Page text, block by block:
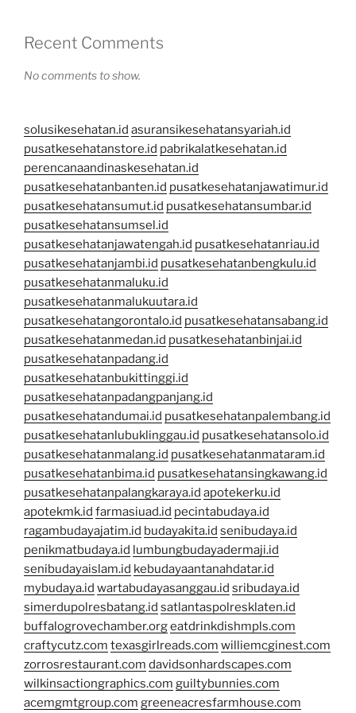
Recent Comments
No comments to show.
solusikesehatan.id asuransikesehatansyariah.id
pusatkesehatanstore.id pabrikalatkesehatan.id
perencanaandinaskesehatan.id
pusatkesehatanbanten.id pusatkesehatanjawatimur.id
pusatkesehatansumut.id pusatkesehatansumbar.id
pusatkesehatansumsel.id
pusatkesehatanjawatengah.id pusatkesehatanriau.id
pusatkesehatanjambi.id pusatkesehatanbengkulu.id
pusatkesehatanmaluku.id
pusatkesehatanmalukuutara.id
pusatkesehatangorontalo.id pusatkesehatansabang.id
pusatkesehatanmedan.id pusatkesehatanbinjai.id
pusatkesehatanpadang.id
pusatkesehatanbukittinggi.id
pusatkesehatanpadangpanjang.id
pusatkesehatandumai.id pusatkesehatanpalembang.id
pusatkesehatanlubuklinggau.id pusatkesehatansolo.id
pusatkesehatanmalang.id pusatkesehatanmataram.id
pusatkesehatanbima.id pusatkesehatansingkawang.id
pusatkesehatanpalangkaraya.id apotekerku.id
apotekmk.id farmasiuad.id pecintabudaya.id
ragambudayajatim.id budayakita.id senibudaya.id
penikmatbudaya.id lumbungbudayadermaji.id
senibudayaislam.id kebudayaantanahdatar.id
mybudaya.id wartabudayasanggau.id sribudaya.id
simerdupolresbatang.id satlantaspolresklaten.id
buffalogrovechamber.orgeatdrinkdishmpls.com
craftycutz.com texasgirlreads.com williemcginest.com
zorrosrestaurant.com davidsonhardscapes.com
wilkinsactiongraphics.com guiltybunnies.com
acemgmtgroup.com greeneacresfarmhouse.com